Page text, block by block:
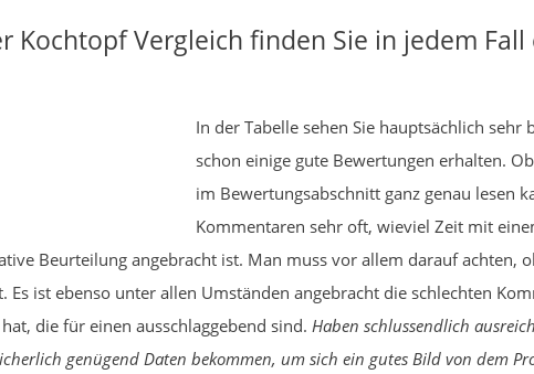
Kochtopf Vergleich finden Sie in jedem
In der Tabelle sehen Sie hauptsächlich
schon einige gute Bewertungen erhalten.
im Bewertungsabschnitt ganz genau lesen
Kommentaren sehr oft, wieviel Zeit mit
Beurteilung angebracht ist. Man muss vor allem darauf achten,
Es ist ebenso unter allen Umständen angebracht die schlechten
die für einen ausschlaggebend sind. Haben schlussendlich
genügend Daten bekommen, um sich ein gutes Bild von dem